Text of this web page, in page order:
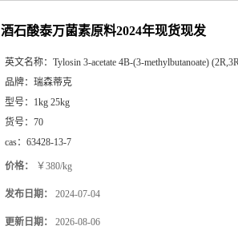
酒石酸泰万菌素原料2024年现货现发
英文名称： Tylosin 3-acetate 4B-(3-methylbutanoate)
品牌： 瑞森蒂克
型号： 1kg 25kg
货号： 70
cas： 63428-13-7
价格： ￥380/kg
发布日期： 2024-07-04
更新日期： 2026-08-06